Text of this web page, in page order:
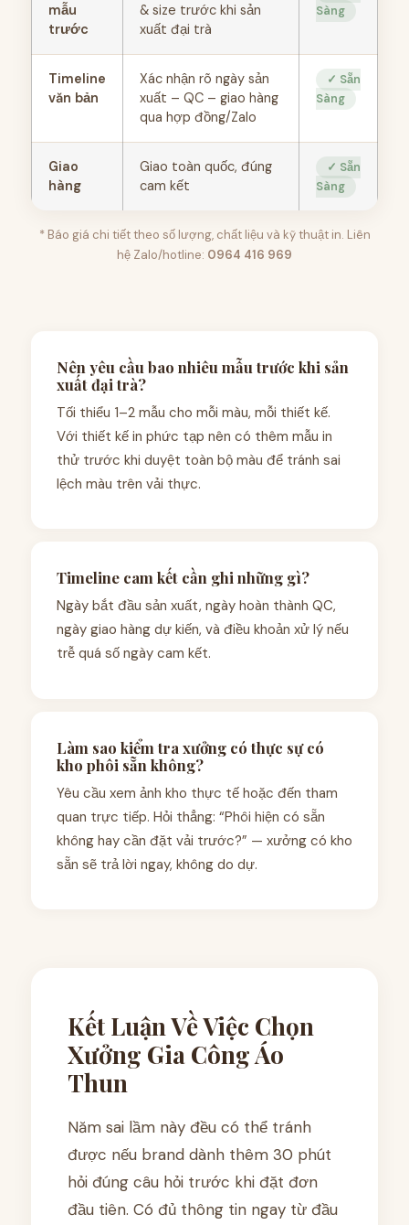
mẫu
trước
& size trước khi sản
xuất đại trà
Sàng
Timeline
văn bản
Xác nhận rõ ngày sản
xuất – QC – giao hàng
qua hợp đồng/Zalo
✓ Sẵn
Sàng
Giao
hàng
Giao toàn quốc, đúng
cam kết
✓ Sẵn
Sàng
* Báo giá chi tiết theo số lượng, chất liệu và kỹ thuật in. Liên
hệ Zalo/hotline: 0964 416 969
Nên yêu cầu bao nhiêu mẫu trước khi sản
xuất đại trà?
Tối thiểu 1–2 mẫu cho mỗi màu, mỗi thiết kế.
Với thiết kế in phức tạp nên có thêm mẫu in
thử trước khi duyệt toàn bộ màu để tránh sai
lệch màu trên vải thực.
Timeline cam kết cần ghi những gì?
Ngày bắt đầu sản xuất, ngày hoàn thành QC,
ngày giao hàng dự kiến, và điều khoản xử lý nếu
trễ quá số ngày cam kết.
Làm sao kiểm tra xưởng có thực sự có
kho phôi sẵn không?
Yêu cầu xem ảnh kho thực tế hoặc đến tham
quan trực tiếp. Hỏi thẳng: “Phôi hiện có sẵn
không hay cần đặt vải trước?” — xưởng có kho
sẵn sẽ trả lời ngay, không do dự.
Kết Luận Về Việc Chọn
Xưởng Gia Công Áo
Thun
Năm sai lầm này đều có thể tránh
được nếu brand dành thêm 30 phút
hỏi đúng câu hỏi trước khi đặt đơn
đầu tiên. Có đủ thông tin ngay từ đầu